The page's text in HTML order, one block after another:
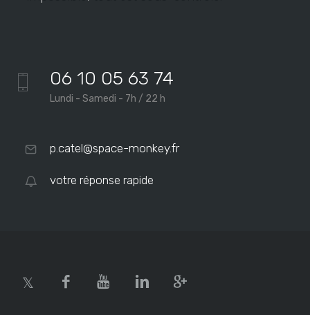
06 10 05 63 74
Lundi - Samedi - 7h / 22 h
p.catel@space-monkey.fr
votre réponse rapide